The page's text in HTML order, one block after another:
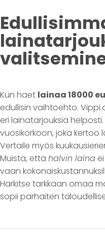
Kun haet lainaa 18000
edullisin vaihtoehto.
eri lainatarjouksia
vuosikorkoon, joka kertoo
Vertaile myös
Muista, että halvin laina
vaan
Harkitse tarkkaan omaa
sopii parhaiten